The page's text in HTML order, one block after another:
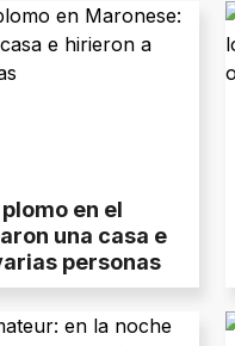
en el
una casa e
personas